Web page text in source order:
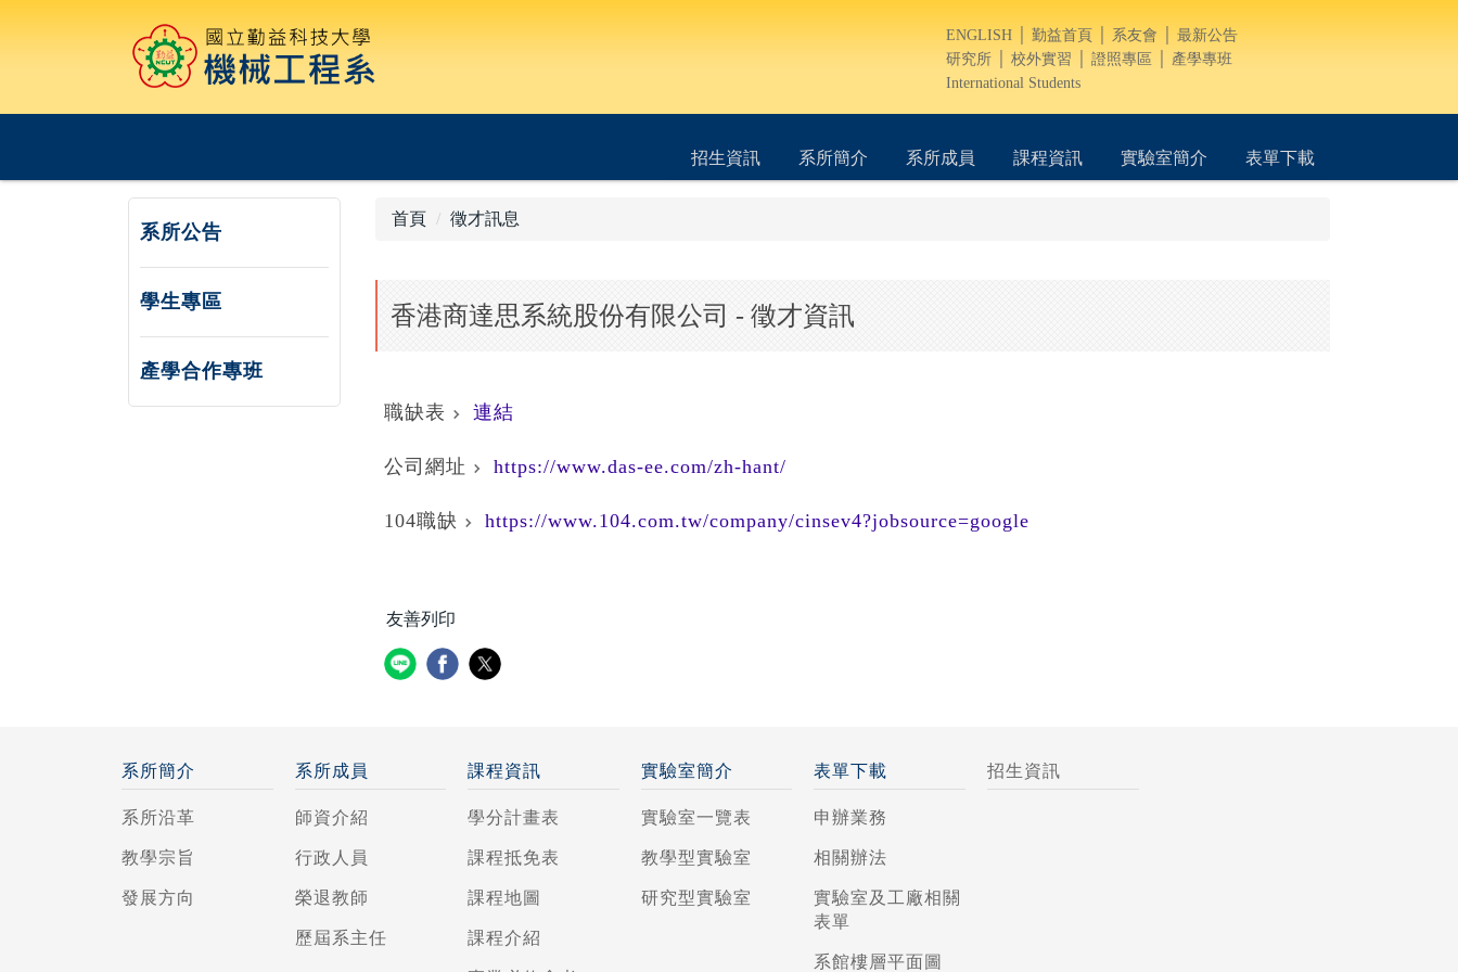
ENGLISH 勤益首頁 系友會
最新公告
研究所
校外實習 證照專區
產學專班
International Students
招生資訊 系所簡介 系所成員 課程資訊 實驗室簡介 表單下載
系所公告
學生專區
產學合作專班
首頁 徵才訊息
香港商達思系統股份有限公司 - 徵才資訊
職缺表 連結
公司網址 https://www.das-ee.com/zh-hant/
104職缺 https://www.104.com.tw/company/cinsev4?jobsource=google
友善列印
系所簡介
系所沿革
教學宗旨
發展方向
系所成員
師資介紹
行政人員
榮退教師
歷屆系主任
課程資訊
學分計畫表
課程抵免表
課程地圖
課程介紹
實驗室簡介
實驗室一覽表
教學型實驗室
研究型實驗室
表單下載
申辦業務
相關辦法
實驗室及工廠相關
表單
系館樓層平面圖
招生資訊